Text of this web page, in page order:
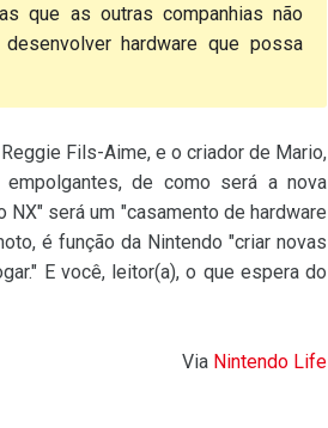
que as outras companhias não
hardware que possa
Fils-Aime, e o criador de Mario,
de como será a nova
será um "casamento de hardware
é função da Nintendo "criar novas
E você, leitor(a), o que espera do
Via Nintendo Life